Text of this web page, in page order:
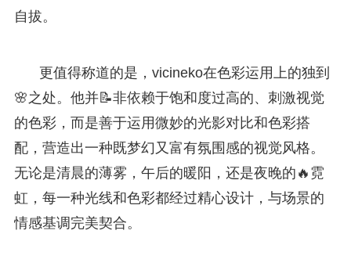
自拔。
更值得称道的是，vicineko在色彩运用上的独到
🌸之处。他并📝非依赖于饱和度过高的、刺激视觉
的色彩，而是善于运用微妙的光影对比和色彩搭
配，营造出一种既梦幻又富有氛围感的视觉风格。
无论是清晨的薄雾，午后的暖阳，还是夜晚的🔥霓
虹，每一种光线和色彩都经过精心设计，与场景的
情感基调完美契合。